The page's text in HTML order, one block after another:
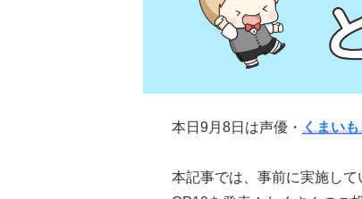
本日9月8日は声優・ くまい
本記事では、事前に実施して